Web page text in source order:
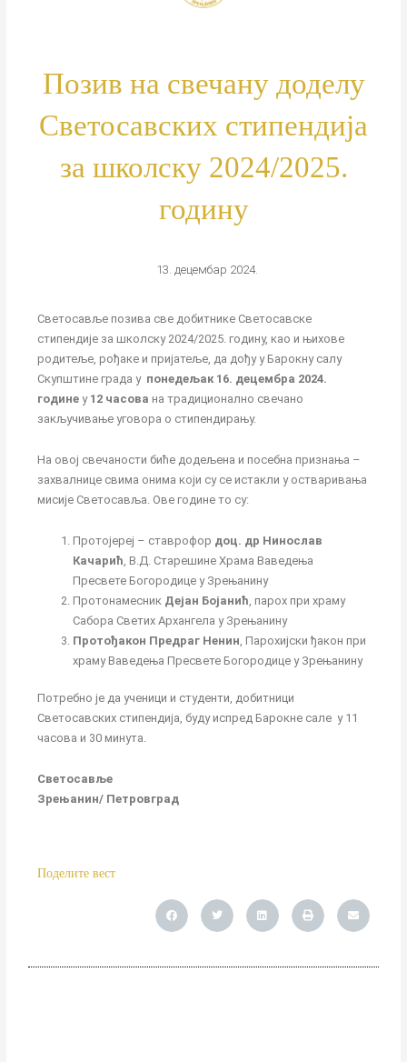
Позив на свечану доделу
Светосавских стипендија
за школску 2024/2025.
годину
13. децембар 2024.
Светосавље позива све добитнике Светосавске
стипендије за школску 2024/2025. годину, као и њихове
родитеље, рођаке и пријатеље, да дођу у Барокну салу
Скупштине града у понедељак 16. децембра 2024.
године у 12 часова на традиционално свечано
закључивање уговора о стипендирању.
На овој свечаности биће додељена и посебна признања –
захвалнице свима онима који су се истакли у остваривања
мисије Светосавља. Ове године то су:
Протојереј – ставрофор доц. др Нинослав
Качарић , В.Д. Старешине Храма Ваведења
Пресвете Богородице у Зрењанину
Протонамесник Дејан Бојанић , парох при храму
Сабора Светих Архангела у Зрењанину
Протођакон Предраг Ненин , Парохијски ђакон при
храму Ваведења Пресвете Богородице у Зрењанину
Потребно је да ученици и студенти, добитници
Светосавских стипендија, буду испред Барокне сале у 11
часова и 30 минута.
Светосавље
Зрењанин/ Петровград
Поделите вест